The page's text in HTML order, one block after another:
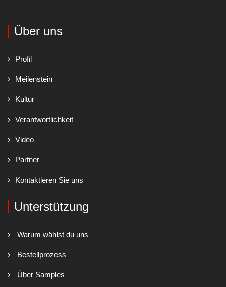
Über uns
Profil
Meilenstein
Kultur
Verantwortlichkeit
Video
Partner
Kontaktieren Sie uns
Unterstützung
Warum wählst du uns
Bestellprozess
Über Samples